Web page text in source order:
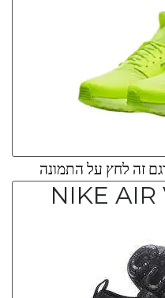
זה לחץ על התמונה
NIKE